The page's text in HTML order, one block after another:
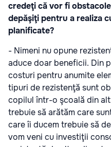
credeţi că vor fi
depăşiţi pentru a realiza
planificate?
- Nimeni nu opune
aduce doar beneficii. Din
costuri pentru anumite
tipuri de rezistenţă sunt
copilul într-o şcoală din
trebuie să arătăm care
care îi ducem trebuie să
vom veni cu investiţii